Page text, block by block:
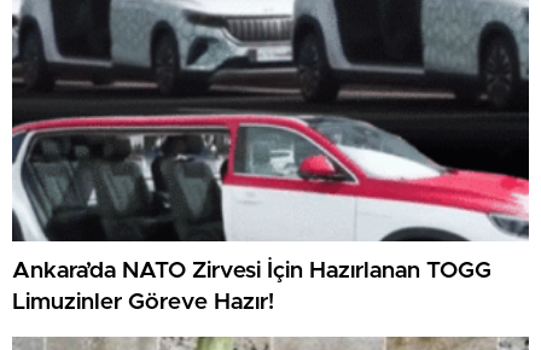
Ankara’da NATO Zirvesi İçin Hazırlanan TOGG
Limuzinler Göreve Hazır!